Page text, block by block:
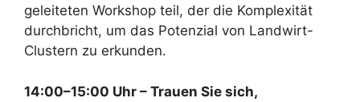
geleiteten Workshop teil, der die Komplexität
durchbricht, um das Potenzial von Landwirt-
Clustern zu erkunden.
14:00–15:00 Uhr – Trauen Sie sich,